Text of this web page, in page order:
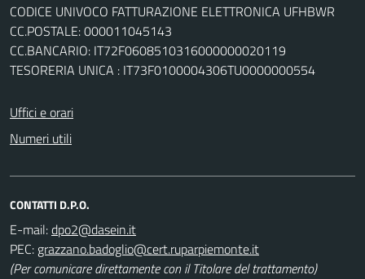
CODICE UNIVOCO FATTURAZIONE ELETTRONICA UFHBWR
CC.POSTALE: 000011045143
CC.BANCARIO: IT72F0608510316000000020119
TESORERIA UNICA : IT73F0100004306TU0000000554
Uffici e orari
Numeri utili
CONTATTI D.P.O.
E-mail:
PEC:
(Per comunicare direttamente con il Titolare del trattamento)